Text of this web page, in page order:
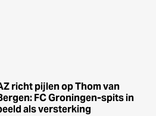
richt pijlen op Thom van
FC Groningen-spits in
als versterking